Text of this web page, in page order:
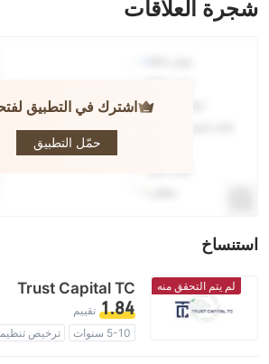
شجرة العلاقات
اشترك في التطبيق
حمّل التطبيق
استنساخ
لم يتم التحقق منه Trust Capital TC
1.84 تقييم
5-10 سنوات
ترخيص